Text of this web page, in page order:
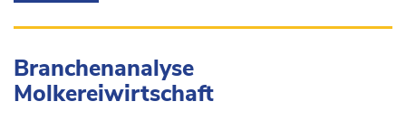
Branchenanalyse
Molkereiwirtschaft